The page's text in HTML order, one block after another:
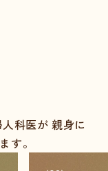
科医が 親身に
す。